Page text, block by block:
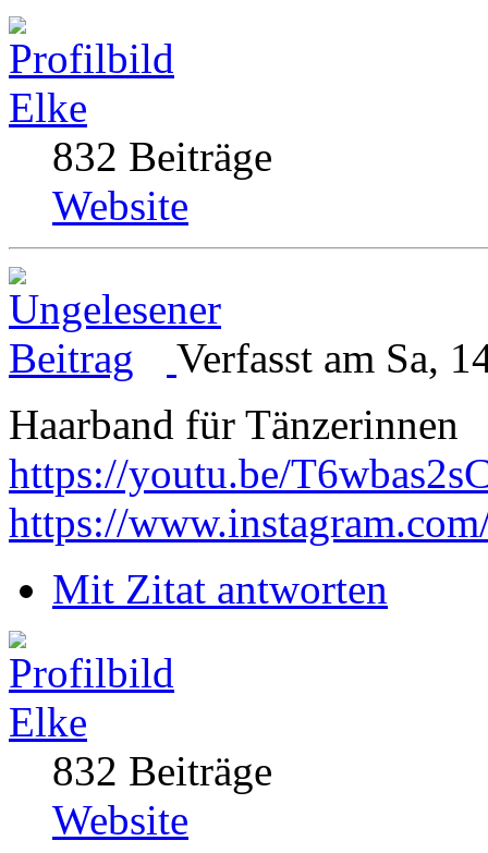
Elke
832 Beiträge
Website
Verfasst am Sa,
Haarband für Tänzerinnen
https://youtu.be/
https://
Mit Zitat antworten
Elke
832 Beiträge
Website